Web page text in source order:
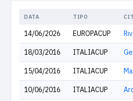
DATA TIPO
14/06/2026 EUROPACUP
18/03/2016 ITALIACUP
15/04/2016 ITALIACUP
10/06/2016 ITALIACUP